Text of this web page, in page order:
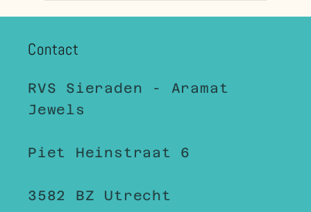
Contact
RVS Sieraden - Aramat
Jewels
Piet Heinstraat 6
3582 BZ Utrecht